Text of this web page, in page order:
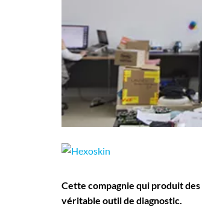
Publiez une offre d'emploi
Cette compagnie qui produit
véritable outil de diagnostic.